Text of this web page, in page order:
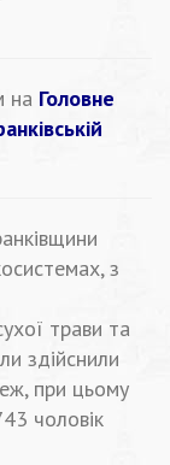
на Головне
з
трави та
здійснили
при цьому
чоловік